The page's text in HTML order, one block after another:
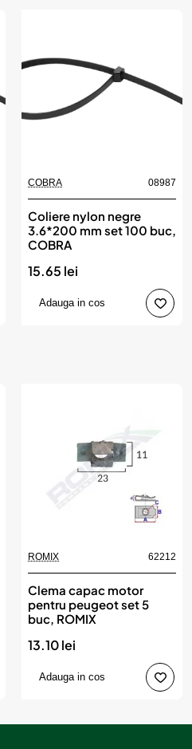
COBRA 08987
Coliere nylon negre
3.6*200 mm set 100 buc,
COBRA
15.65 lei
Adauga in cos
ROMIX 62212
Clema capac motor
pentru peugeot set 5
buc, ROMIX
13.10 lei
Adauga in cos